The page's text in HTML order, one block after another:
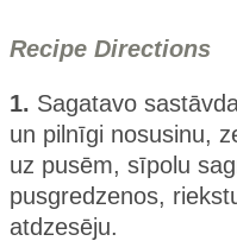
Recipe Directions
1. Sagatavo
un pilnīgi nosusinu,
uz pusēm, sīpolu
pusgredzenos,
atdzesēju.